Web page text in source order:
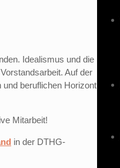
Idealismus und die
Auf der
beruflichen Horizont
Mitarbeit!
in der DTHG-